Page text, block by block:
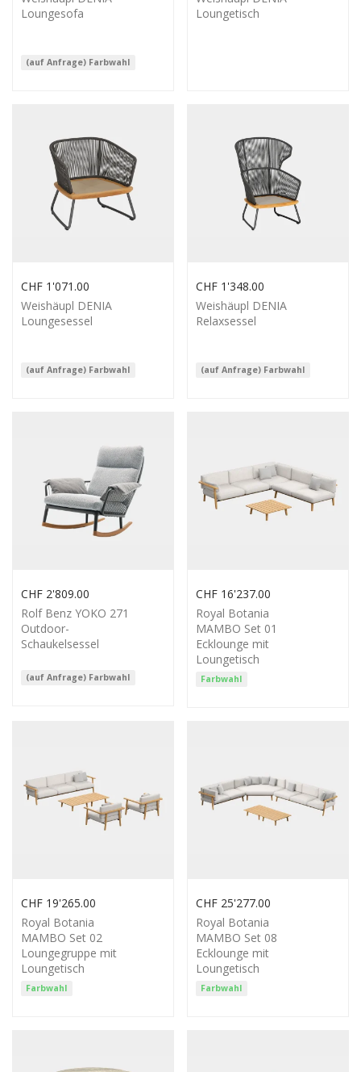
(auf Anfrage) Farbwahl
Loungesofa
Loungetisch
(auf Anfrage) Farbwahl
Weishäupl DENIA
Loungesessel
CHF 1'071.00
(auf Anfrage) Farbwahl
Weishäupl DENIA
Relaxsessel
CHF 1'348.00
(auf Anfrage) Farbwahl
Rolf Benz YOKO 271
Outdoor-
Schaukelsessel
CHF 2'809.00
Farbwahl
Royal Botania
MAMBO Set 01
Ecklounge mit
Loungetisch
CHF 16'237.00
Farbwahl
Royal Botania
MAMBO Set 02
Loungegruppe mit
Loungetisch
CHF 19'265.00
Farbwahl
Royal Botania
MAMBO Set 08
Ecklounge mit
Loungetisch
CHF 25'277.00